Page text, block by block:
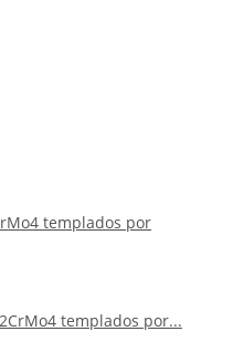
templados por